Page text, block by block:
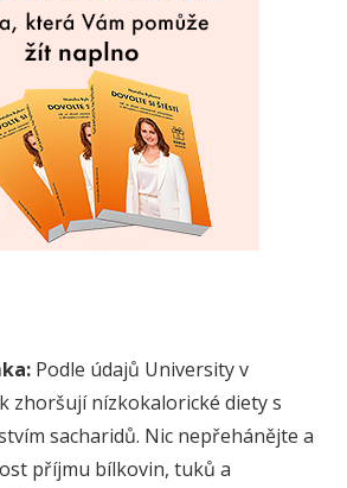
Podle údajů University v
zhoršují nízkokalorické diety s
sacharidů. Nic nepřehánějte a
příjmu bílkovin, tuků a